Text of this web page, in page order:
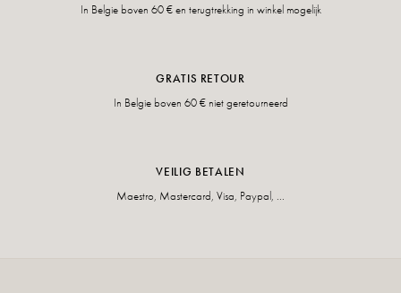
In Belgie boven 60 € en terugtrekking in winkel mogelijk
GRATIS RETOUR
In Belgie boven 60 € niet geretourneerd
VEILIG BETALEN
Maestro, Mastercard, Visa, Paypal, ...